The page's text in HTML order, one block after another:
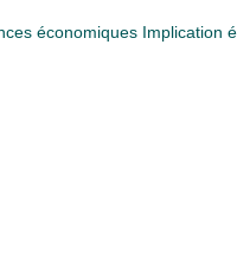
économiques Implication